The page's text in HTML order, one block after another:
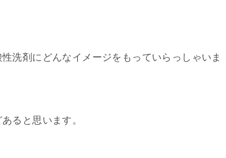
洗剤にどんなイメージをもっていらっしゃいま
ると思います。